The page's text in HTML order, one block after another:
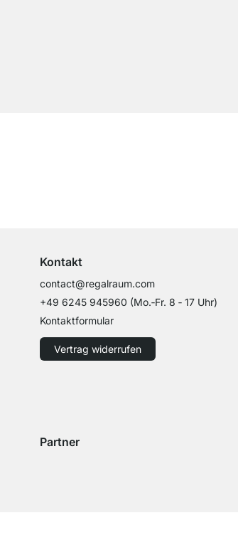
Kontakt
contact@regalraum.com
+49 6245 945960 (Mo.‑Fr. 8 ‑ 17 Uhr)
Kontaktformular
Vertrag widerrufen
Partner